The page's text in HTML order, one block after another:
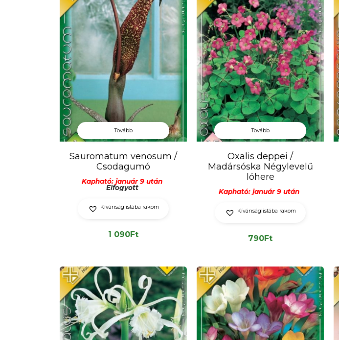
Tovább
Sauromatum venosum /
Csodagumó
Kapható: január 9 után
Elfogyott
Kívánságlistába rakom
1 090Ft
Tovább
Oxalis deppei /
Madársóska Négylevelű
lóhere
Kapható: január 9 után
Kívánságlistába rakom
790Ft